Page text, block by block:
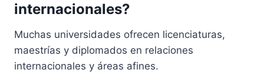
internacionales?
Muchas universidades ofrecen licenciaturas,
maestrías y diplomados en relaciones
internacionales y áreas afines.